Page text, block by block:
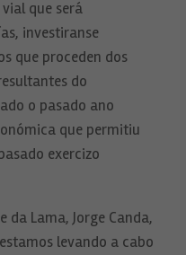
que será
investiranse
que proceden dos
do
o pasado ano
que permitiu
exercizo
da Lama, Jorge Canda,
levando a cabo